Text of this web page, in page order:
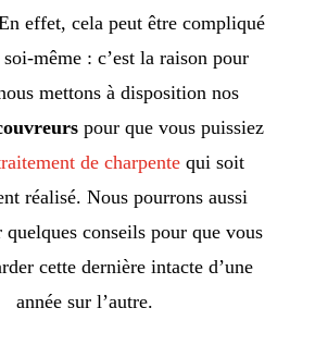
effet, cela peut être compliqué
même : c’est la raison pour
mettons à disposition nos
pour que vous puissiez
de charpentequi soit
réalisé. Nous pourrons aussi
quelques conseils pour que vous
cette dernière intacte d’une
année sur l’autre.